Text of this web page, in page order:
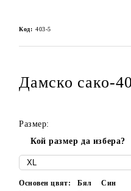
Код: 403-5
Дамско сако-
Размер:
Кой размер да избера?
Основен цвят: Бял
Син